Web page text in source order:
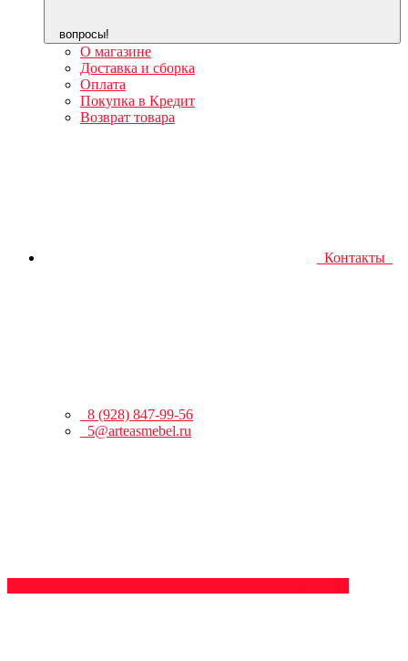
вопросы!
О магазине
Доставка и сборка
Оплата
Покупка в Кредит
Возврат товара
Контакты
8 (928) 847-99-56
5@arteasmebel.ru